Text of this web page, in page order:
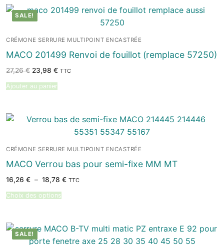
SALE!
CRÉMONE SERRURE MULTIPOINT ENCASTRÉE
MACO 201499 Renvoi de fouillot (remplace 57250)
27,26€ Le
prix
initial
était :
23,98 €Le
TTC
Ajouter au panier
CRÉMONE SERRURE MULTIPOINT ENCASTRÉE
MACO Verrou bas pour semi-fixe MM MT
16,26 € – 18,78 €Plage
TTC
Choix des options
SALE!